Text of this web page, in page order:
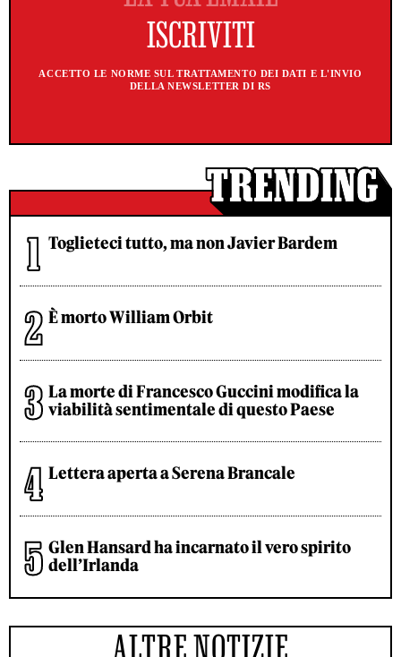
ACCETTO LE NORME SUL TRATTAMENTO DEI DATI E L'INVIO
DELLA NEWSLETTER DI RS
Toglieteci tutto, ma non Javier Bardem
È morto William Orbit
La morte di Francesco Guccini modifica la
viabilità sentimentale di questo Paese
Lettera aperta a Serena Brancale
Glen Hansard ha incarnato il vero spirito
dell’Irlanda
ALTRE NOTIZIE